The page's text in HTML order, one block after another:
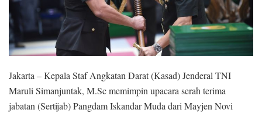
Jakarta – Kepala Staf Angkatan Darat (Kasad) Jenderal TNI
Maruli Simanjuntak, M.Sc memimpin upacara serah terima
jabatan (Sertijab) Pangdam Iskandar Muda dari Mayjen Novi